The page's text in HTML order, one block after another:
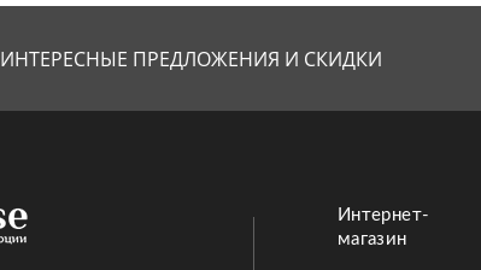
ИНТЕРЕСНЫЕ ПРЕДЛОЖЕНИЯ И СКИДКИ
Интернет-
магазин